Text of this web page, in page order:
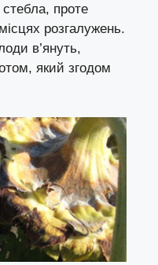
проте
розгалужень.
в’януть,
який згодом